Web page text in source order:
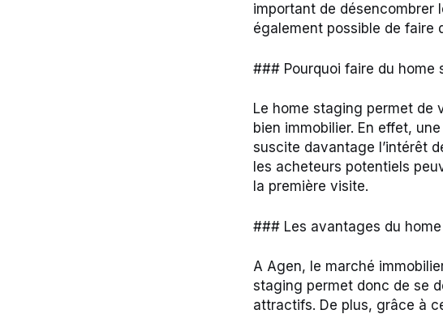
important de désencombrer
également possible de faire
### Pourquoi faire du home
Le home staging permet de
bien immobilier. En effet,
suscite davantage l’intérêt
les acheteurs potentiels
la première visite.
### Les avantages du
A Agen, le marché
staging permet donc de se
attractifs. De plus, grâce à